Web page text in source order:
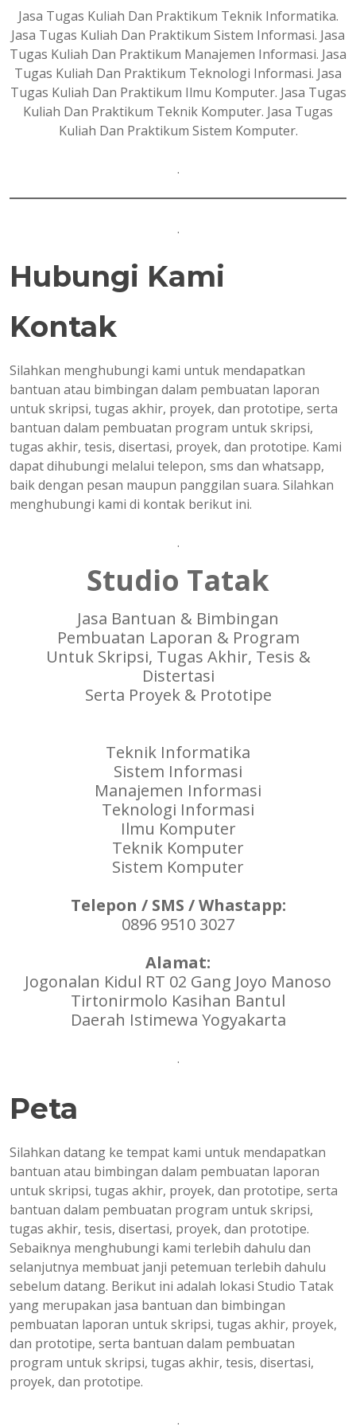
Jasa Tugas Kuliah Dan Praktikum Teknik Informatika.
Jasa Tugas Kuliah Dan Praktikum Sistem Informasi. Jasa
Tugas Kuliah Dan Praktikum Manajemen Informasi. Jasa
Tugas Kuliah Dan Praktikum Teknologi Informasi. Jasa
Tugas Kuliah Dan Praktikum Ilmu Komputer. Jasa Tugas
Kuliah Dan Praktikum Teknik Komputer. Jasa Tugas
Kuliah Dan Praktikum Sistem Komputer.
.
.
Hubungi Kami
Kontak
Silahkan menghubungi kami untuk mendapatkan
bantuan atau bimbingan dalam pembuatan laporan
untuk skripsi, tugas akhir, proyek, dan prototipe, serta
bantuan dalam pembuatan program untuk skripsi,
tugas akhir, tesis, disertasi, proyek, dan prototipe. Kami
dapat dihubungi melalui telepon, sms dan whatsapp,
baik dengan pesan maupun panggilan suara. Silahkan
menghubungi kami di kontak berikut ini.
.
Studio Tatak
Jasa Bantuan & Bimbingan
Pembuatan Laporan & Program
Untuk Skripsi, Tugas Akhir, Tesis &
Distertasi
Serta Proyek & Prototipe
Teknik Informatika
Sistem Informasi
Manajemen Informasi
Teknologi Informasi
Ilmu Komputer
Teknik Komputer
Sistem Komputer
Telepon / SMS / Whastapp:
0896 9510 3027
Alamat:
Jogonalan Kidul RT 02 Gang Joyo Manoso
Tirtonirmolo Kasihan Bantul
Daerah Istimewa Yogyakarta
.
Peta
Silahkan datang ke tempat kami untuk mendapatkan
bantuan atau bimbingan dalam pembuatan laporan
untuk skripsi, tugas akhir, proyek, dan prototipe, serta
bantuan dalam pembuatan program untuk skripsi,
tugas akhir, tesis, disertasi, proyek, dan prototipe.
Sebaiknya menghubungi kami terlebih dahulu dan
selanjutnya membuat janji petemuan terlebih dahulu
sebelum datang. Berikut ini adalah lokasi Studio Tatak
yang merupakan jasa bantuan dan bimbingan
pembuatan laporan untuk skripsi, tugas akhir, proyek,
dan prototipe, serta bantuan dalam pembuatan
program untuk skripsi, tugas akhir, tesis, disertasi,
proyek, dan prototipe.
.